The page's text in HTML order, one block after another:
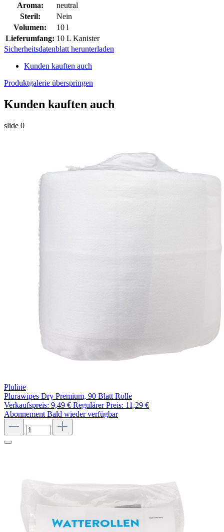
Aroma:
neutral
Steril:
Nein
Volumen:
10 l
Lieferumfang: 10 L Kanister
Sicherheitsdatenblatt herunterladen
Kunden kauften auch
Produktgalerie überspringen
Kunden kauften auch
slide 0
Pluline
Plurawipes Dry Premium, 90 Blatt Rolle
Verkaufspreis: 9,49 € Regulärer Preis: 11,29 €
Abonnement Bald wieder verfügbar